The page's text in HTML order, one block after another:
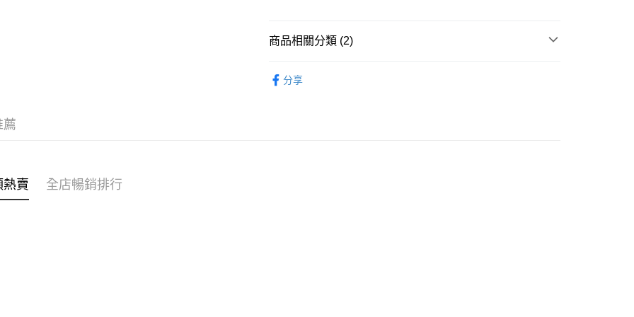
商品相關分類 (2)
分享
薦
賣 全店暢銷排行